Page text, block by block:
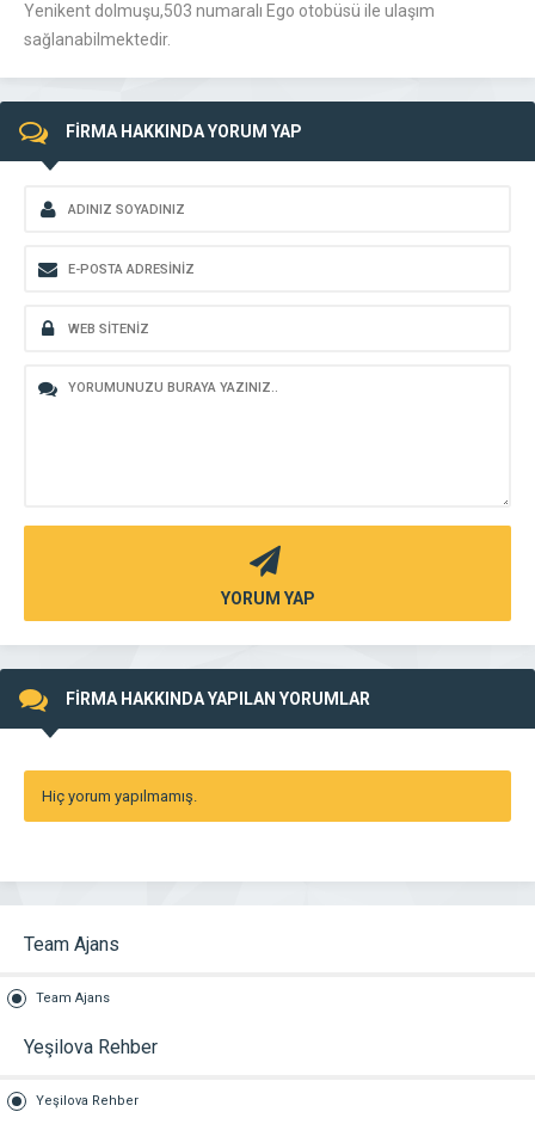
Yenikent dolmuşu,503 numaralı Ego otobüsü ile ulaşım
sağlanabilmektedir.
FİRMA HAKKINDA YORUM YAP
YORUM YAP
FİRMA HAKKINDA YAPILAN YORUMLAR
Hiç yorum yapılmamış.
Team Ajans
Team Ajans
Yeşilova Rehber
Yeşilova Rehber